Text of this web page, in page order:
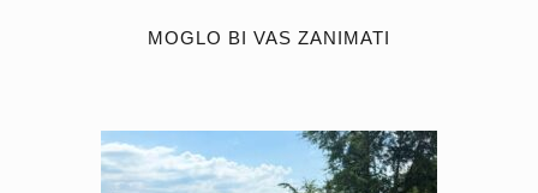
MOGLO BI VAS ZANIMATI